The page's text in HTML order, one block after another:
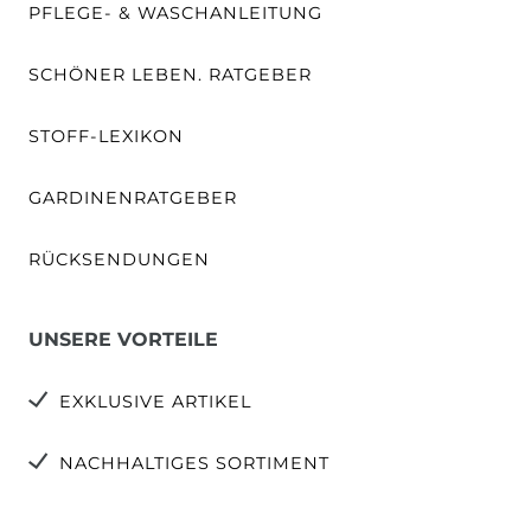
PFLEGE- & WASCHANLEITUNG
SCHÖNER LEBEN. RATGEBER
STOFF-LEXIKON
GARDINENRATGEBER
RÜCKSENDUNGEN
UNSERE VORTEILE
EXKLUSIVE ARTIKEL
NACHHALTIGES SORTIMENT